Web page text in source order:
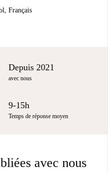
Français
Depuis 2021
avec nous
9-15h
Temps de réponse moyen
avec nous